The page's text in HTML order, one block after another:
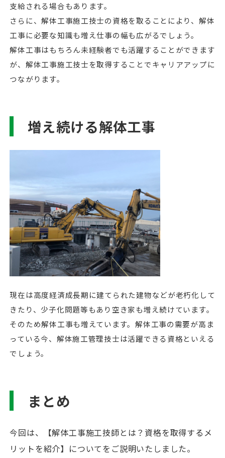
支給される場合もあります。
さらに、解体工事施工技士の資格を取ることにより、解体
工事に必要な知識も増え仕事の幅も広がるでしょう。
解体工事はもちろん未経験者でも活躍することができます
が、解体工事施工技士を取得することでキャリアアップに
つながります。
増え続ける解体工事
現在は高度経済成長期に建てられた建物などが老朽化して
きたり、少子化問題等もあり空き家も増え続けています。
そのため解体工事も増えています。解体工事の需要が高ま
っている今、解体施工管理技士は活躍できる資格といえる
でしょう。
まとめ
今回は、【解体工事施工技師とは？資格を取得するメ
リットを紹介】についてをご説明いたしました。